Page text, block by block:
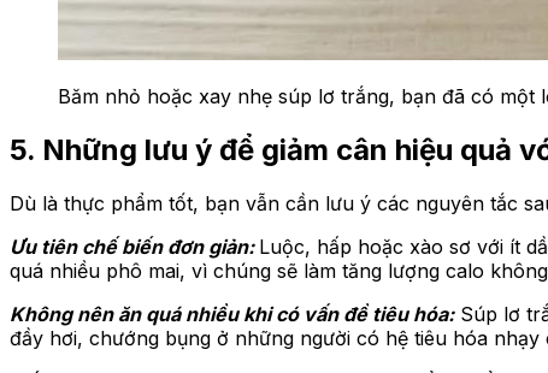
Băm nhỏ hoặc xay nhẹ súp lơ trắng, bạn đã có một
5. Những lưu ý để giảm cân hiệu quả
Dù là thực phẩm tốt, bạn vẫn cần lưu ý các nguyên tắc
Ưu tiên chế biến đơn giản: Luộc, hấp hoặc xào sơ với ít
quá nhiều phô mai, vì chúng sẽ làm tăng lượng calo
Không nên ăn quá nhiều khi có vấn đề tiêu hóa:Súp lơ
đầy hơi, chướng bụng ở những người có hệ tiêu hóa nhạy